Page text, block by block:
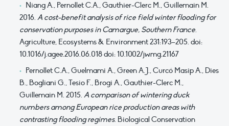
Niang A., Pernollet C.A., Gauthier-Clerc M., Guillemain M.
2016. A cost-benefit analysis of rice field winter flooding for
conservation purposes in Camargue, Southern France.
Agriculture, Ecosystems & Environment 231:193–205. doi:
10.1016/j.agee.2016.06.018 doi: 10.1002/jwmg.21167
Pernollet C.A., Guelmami A., Green A.J., Curcó Masip A., Dies
B., Bogliani G., Tesio F., Brogi A., Gauthier-Clerc M.,
Guillemain M. 2015. A comparison of wintering duck
numbers among European rice production areas with
contrasting flooding regimes. Biological Conservation